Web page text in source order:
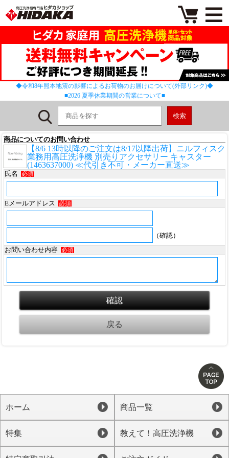
◆令和8年熊本地震の影響によるお荷物のお届けについて(外部リンク)◆
■2026 夏季休業期間の営業について■
商品についてのお問い合わせ
【8/6 13時以降のご注文は8/17以降出荷】ニルフィスク
業務用高圧洗浄機 別売りアクセサリー キャスター
(1463637000) ≪代引き不可・メーカー直送≫
氏名 必須
Eメールアドレス 必須
（確認）
お問い合わせ内容
必須
ホーム 商品一覧
特集 教えて！高圧洗浄機